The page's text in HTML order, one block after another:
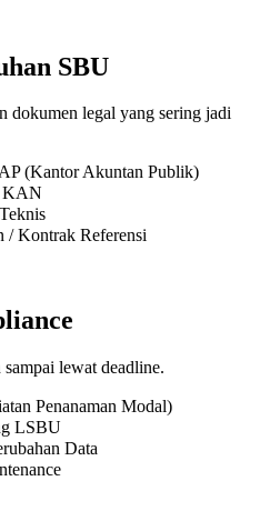
SBU
dokumen legal yang sering jadi
(Kantor Akuntan Publik)
KAN
/ Kontrak Referensi
lewat deadline.
Penanaman Modal)
LSBU
Data